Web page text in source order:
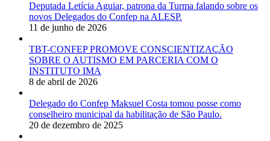
Deputada Letícia Aguiar, patrona da Turma falando sobre os
novos Delegados do Confep na ALESP.
11 de junho de 2026
TBT-CONFEP PROMOVE CONSCIENTIZAÇÃO
SOBRE O AUTISMO EM PARCERIA COM O
INSTITUTO IMA
8 de abril de 2026
Delegado do Confep Maksuel Costa tomou posse como
conselheiro municipal da habilitação de São Paulo.
20 de dezembro de 2025